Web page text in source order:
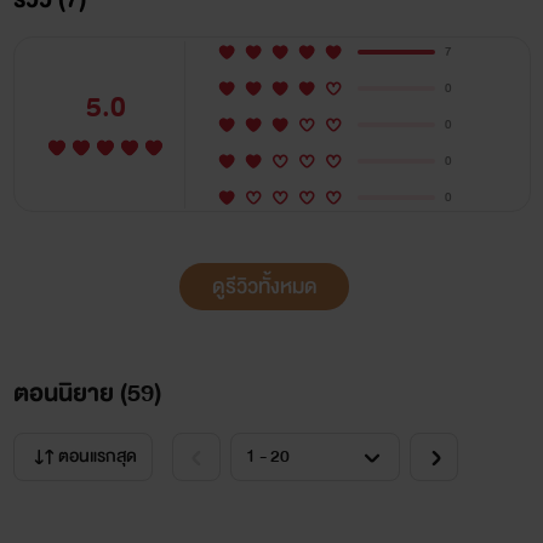
5.0
7
0
0
0
0
ดูรีวิวทั้งหมด
ตอนนิยาย (59)
ตอนแรกสุด